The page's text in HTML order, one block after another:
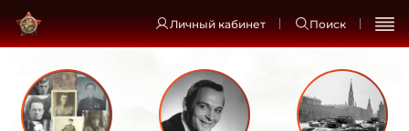
Личный кабинет Поиск